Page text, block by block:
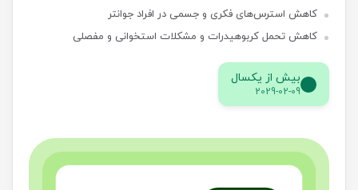
کاهش استرس‌های فکری و جسمی در افراد جوانتر
کاهش تحمل کربوهیدرات و مشکلات استخوانی و مفصلی
بیش از یکسال
2029-02-09